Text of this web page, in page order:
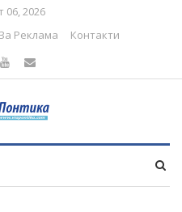
06, 2026
За Реклама Контакти